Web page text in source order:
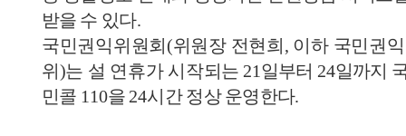
받을 수 있다.
국민권익위원회 (위원장 전현희 , 이하 국민권익
위 )는 설 연휴가 시작되는 21일부터 24일까지
민콜 110을 24시간 정상 운영한다.